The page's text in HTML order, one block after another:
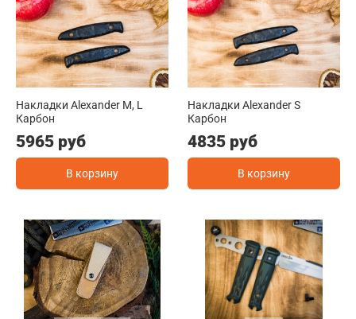
Накладки Alexander M, L
Карбон
5965 руб
В корзину
Накладки Alexander S
Карбон
4835 руб
В корзину